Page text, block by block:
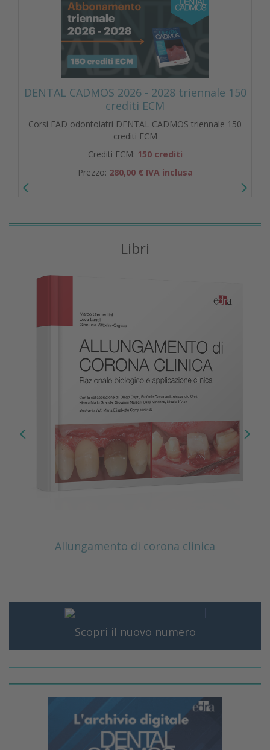
DENTAL CADMOS 2026 - 2028 triennale 150
crediti ECM
Corsi FAD odontoiatri DENTAL CADMOS triennale 150
crediti ECM
Crediti ECM: 150 crediti
Prezzo: 280,00 € IVA inclusa
Libri
Allungamento di corona clinica
Scopri il nuovo numero